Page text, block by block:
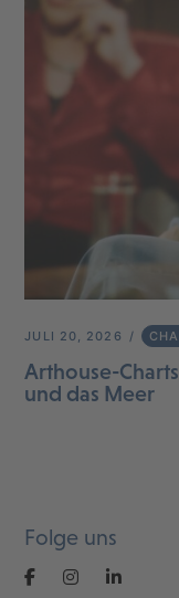
JULI 20, 2026
Arthouse-
und das Meer
Folge uns